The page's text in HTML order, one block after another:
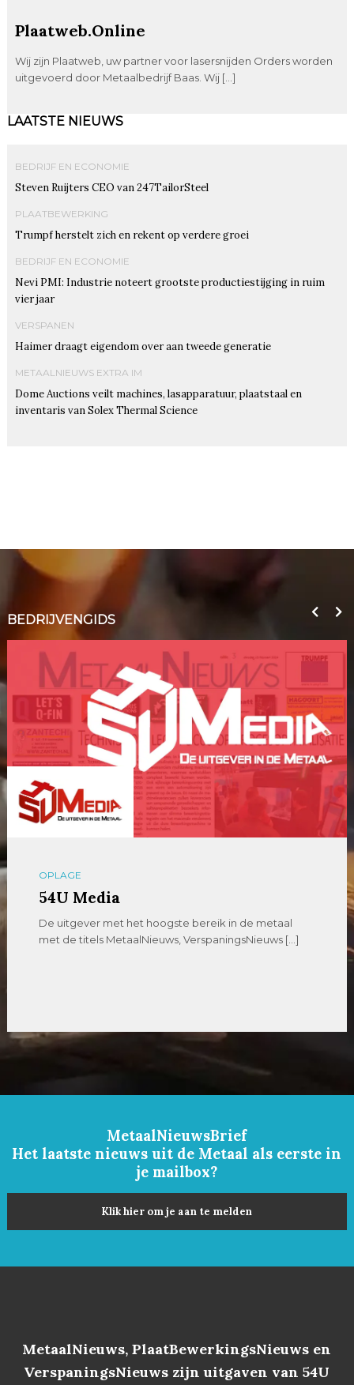
Plaatweb.Online
Wij zijn Plaatweb, uw partner voor lasersnijden Orders worden
uitgevoerd door Metaalbedrijf Baas. Wij […]
LAATSTE NIEUWS
BEDRIJF EN ECONOMIE
Steven Ruijters CEO van 247TailorSteel
PLAATBEWERKING
Trumpf herstelt zich en rekent op verdere groei
BEDRIJF EN ECONOMIE
Nevi PMI: Industrie noteert grootste productiestijging in ruim
vier jaar
VERSPANEN
Haimer draagt eigendom over aan tweede generatie
METAALNIEUWS EXTRA IM
Dome Auctions veilt machines, lasapparatuur, plaatstaal en
inventaris van Solex Thermal Science
BEDRIJVENGIDS
OPLAGE
54U Media
De uitgever met het hoogste bereik in de metaal
met de titels MetaalNieuws, VerspaningsNieuws […]
MetaalNieuwsBrief
Het laatste nieuws uit de Metaal als eerste in
je mailbox?
Klik hier om je aan te melden
MetaalNieuws, PlaatBewerkingsNieuws en
VerspaningsNieuws zijn uitgaven van 54U